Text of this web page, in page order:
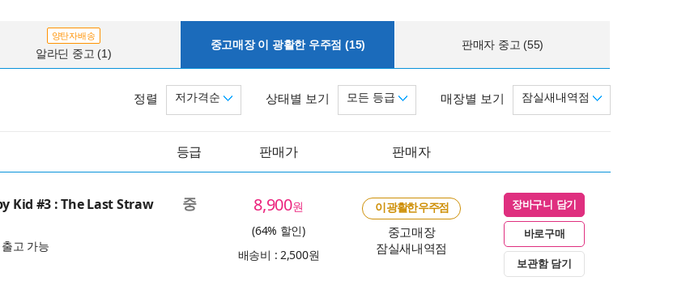
양탄자배송
알라딘 중고 (1)
중고매장 이 광활한 우주점 (15) 판매자 중고 (55)
매장별 보기 잠실새내역점
상태별 보기 모든 등급
정렬 저가격순
등급 판매가 판매자
Kid #3 : The Last Straw
출고 가능
중 8,900원
(64% 할인)
배송비 : 2,500원
이 광활한 우주점
중고매장
잠실새내역점
장바구니 담기
바로구매
보관함 담기